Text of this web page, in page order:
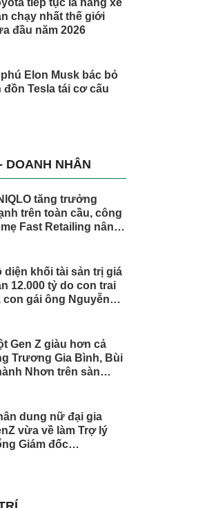
tiếp tục là hãng xe
chạy nhất thế giới
đầu năm 2026
Elon Musk bác bỏ
đồn Tesla tái cơ cấu
DOANH NHÂN
tăng trưởng
trên toàn cầu, công
Fast Retailing nâng
diện khối tài sản trị giá
12.000 tỷ do con trai
con gái ông Nguyễn
Gen Z giàu hơn cả
Trương Gia Bình, Bùi
Nhơn trên sàn
dung nữ đại gia
vừa về làm Trợ lý
Giám đốc
nắm giữ khối tài sản